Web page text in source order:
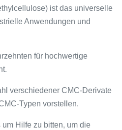
ist das universelle
Anwendungen und
für hochwertige
verschiedener CMC-Derivate
Typen vorstellen.
Hilfe zu bitten, um die